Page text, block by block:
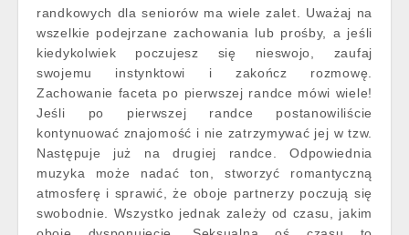
randkowych dla seniorów ma wiele zalet. Uważaj na
wszelkie podejrzane zachowania lub prośby, a jeśli
kiedykolwiek poczujesz się nieswojo, zaufaj
swojemu instynktowi i zakończ rozmowę.
Zachowanie faceta po pierwszej randce mówi wiele!
Jeśli po pierwszej randce postanowiliście
kontynuować znajomość i nie zatrzymywać jej w tzw.
Następuje już na drugiej randce. Odpowiednia
muzyka może nadać ton, stworzyć romantyczną
atmosferę i sprawić, że oboje partnerzy poczują się
swobodnie. Wszystko jednak zależy od czasu, jakim